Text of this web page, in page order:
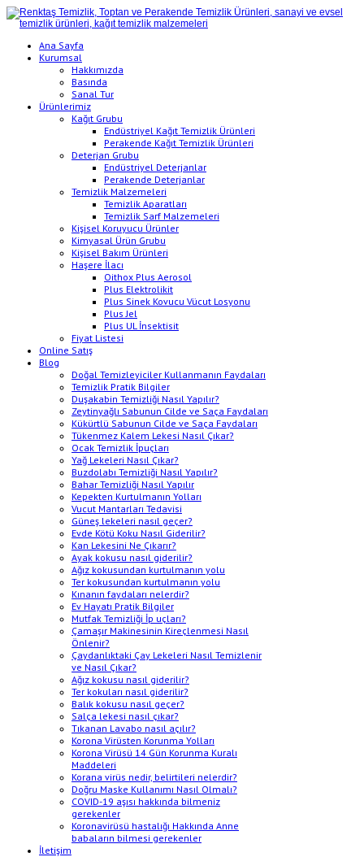
Ana Sayfa
Kurumsal
Hakkımızda
Basında
Sanal Tur
Ürünlerimiz
Kağıt Grubu
Endüstriyel Kağıt Temizlik Ürünleri
Perakende Kağıt Temizlik Ürünleri
Deterjan Grubu
Endüstriyel Deterjanlar
Perakende Deterjanlar
Temizlik Malzemeleri
Temizlik Aparatları
Temizlik Sarf Malzemeleri
Kişisel Koruyucu Ürünler
Kimyasal Ürün Grubu
Kişisel Bakım Ürünleri
Haşere İlacı
Oithox Plus Aerosol
Plus Elektrolikit
Plus Sinek Kovucu Vücut Losyonu
Plus Jel
Plus UL İnsektisit
Fiyat Listesi
Online Satış
Blog
Doğal Temizleyiciler Kullanmanın Faydaları
Temizlik Pratik Bilgiler
Duşakabin Temizliği Nasıl Yapılır?
Zeytinyağlı Sabunun Cilde ve Saça Faydaları
Kükürtlü Sabunun Cilde ve Saça Faydaları
Tükenmez Kalem Lekesi Nasıl Çıkar?
Ocak Temizlik İpuçları
Yağ Lekeleri Nasıl Çıkar?
Buzdolabı Temizliği Nasıl Yapılır?
Bahar Temizliği Nasıl Yapılır
Kepekten Kurtulmanın Yolları
Vucut Mantarları Tedavisi
Güneş lekeleri nasıl geçer?
Evde Kötü Koku Nasıl Giderilir?
Kan Lekesini Ne Çıkarır?
Ayak kokusu nasıl giderilir?
Ağız kokusundan kurtulmanın yolu
Ter kokusundan kurtulmanın yolu
Kınanın faydaları nelerdir?
Ev Hayatı Pratik Bilgiler
Mutfak Temizliği İp uçları?
Çamaşır Makinesinin Kireçlenmesi Nasıl
Önlenir?
Çaydanlıktaki Çay Lekeleri Nasıl Temizlenir
ve Nasıl Çıkar?
Ağız kokusu nasıl giderilir?
Ter kokuları nasıl giderilir?
Balık kokusu nasıl geçer?
Salça lekesi nasıl çıkar?
Tıkanan Lavabo nasıl açılır?
Korona Virüsten Korunma Yolları
Korona Virüsü 14 Gün Korunma Kuralı
Maddeleri
Korana virüs nedir, belirtileri nelerdir?
Doğru Maske Kullanımı Nasıl Olmalı?
COVID-19 aşısı hakkında bilmeniz
gerekenler
Koronavirüsü hastalığı Hakkında Anne
babaların bilmesi gerekenler
İletişim